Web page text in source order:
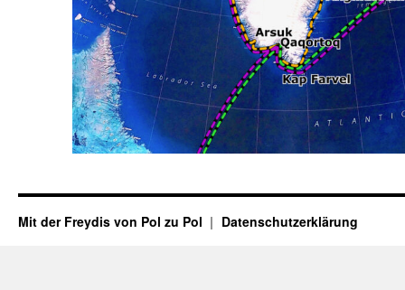
Mit der Freydis von Pol zu Pol Datenschutzerklärung